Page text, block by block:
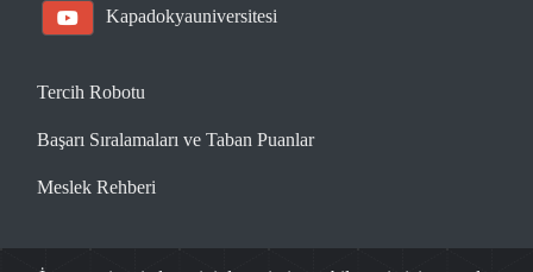
Kapadokyauniversitesi
Tercih Robotu
Başarı Sıralamaları ve Taban Puanlar
Meslek Rehberi